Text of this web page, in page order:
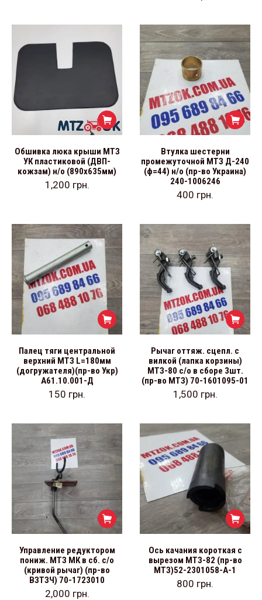
Обшивка люка крыши МТЗ
УК пластиковой (ДВП-
кожзам) н/о (890х635мм)
1,200 грн.
Втулка шестерни
промежуточной МТЗ Д-240
(ф=44) н/о (пр-во Украина)
240-1006246
400 грн.
Палец тяги центральной
верхний МТЗ L=180мм
(догружателя)(пр-во Укр)
А61.10.001-Д
150 грн.
Рычаг оттяж. сцепл. с
вилкой (лапка корзины)
МТЗ-80 с/о в сборе 3шт.
(пр-во МТЗ) 70-1601095-01
1,500 грн.
Управление редуктором
пониж. МТЗ МК в сб. с/о
(кривой рычаг) (пр-во
ВЗТЗЧ) 70-1723010
2,000 грн.
Ось качания короткая с
вырезом МТЗ-82 (пр-во
МТЗ)52-2301058-А-1
800 грн.